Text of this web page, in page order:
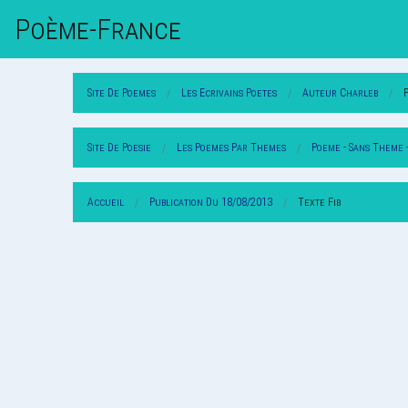
Poème-FrAnce
Site De Poemes Les Ecrivains Poetes Auteur Charleb
Site De Poesie Les Poemes Par Themes Poeme - Sans Theme -
Accueil Publication Du 18/08/2013 Texte Fib